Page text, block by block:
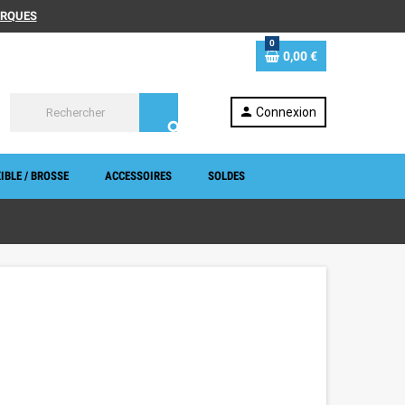
0
0,00 €
search
person Connexion
/ BROSSE ACCESSOIRES SOLDES